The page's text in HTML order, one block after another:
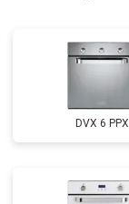
DVX 6 PPX